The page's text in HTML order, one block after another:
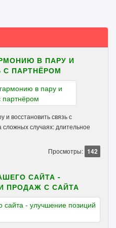
В ПАРУ И
С ПАРТНЁРОМ
и восстановить связь с
случаях: длительное
Просмотры: 142
САЙТА -
ПРОДАЖ С САЙТА